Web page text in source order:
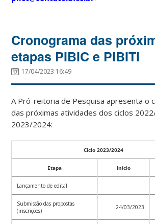
Cronograma das
etapas PIBIC e PIBITI
17/04/2023 16:49
A Pró-reitoria de Pesquisa apresenta o
das próximas atividades dos ciclos
2023/2024:
Ciclo 2023/2024
Etapa Início
Lançamento de edital
Submissão das propostas
(inscrições)
24/03/2023